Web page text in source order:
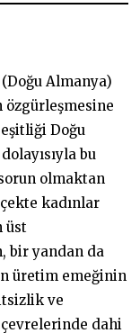
Almanya)
özgürleşmesine
Doğu
bu
olmaktan
kadınlar
üst
bir yandan da
üretim emeğinin
ve
çevrelerinde dahi